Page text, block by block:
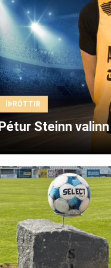
ÍÞRÓTTIR
Pétur Steinn